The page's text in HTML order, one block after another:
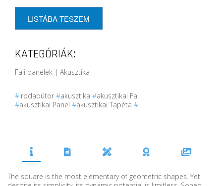
LISTÁBA TESZEM
KATEGÓRIÁK:
Fali panelek | Akusztika
#Irodabútor #akusztika #akusztikai Fal
#akusztikai Panel #akusztikai Tapéta #
The square is the most elementary of geometric shapes. Yet